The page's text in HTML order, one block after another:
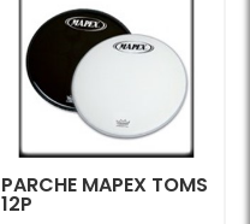
PARCHE MAPEX TOMS
12P